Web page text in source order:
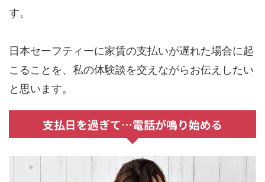
す。
日本セーフティーに家賃の支払いが遅れた場合に起
こることを、私の体験談を交えながらお伝えしたい
と思います。
支払日を過ぎて…電話が鳴り始める